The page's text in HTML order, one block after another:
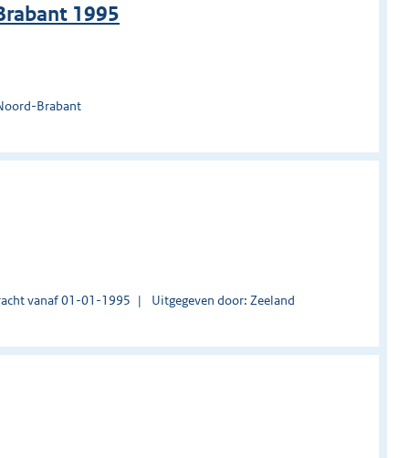
1995
Brabant
vanaf 01-01-1995 Uitgegeven door: Zeeland